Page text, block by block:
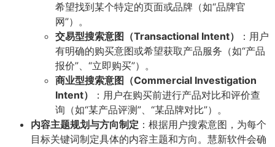
希望找到某个特定的页面或品牌（如“品牌官
网”）。
交易型搜索意图（Transactional Intent）
：用户
有明确的购买意图或希望获取产品服务（如“产品
报价”、“立即购买”）。
商业型搜索意图（Commercial Investigation
Intent）
：用户在购买前进行产品对比和评价查
询（如“某产品评测”、“某品牌对比”）。
内容主题规划与方向制定 ：根据用户搜索意图，为每个
目标关键词制定具体的内容主题和方向。慧新软件会确